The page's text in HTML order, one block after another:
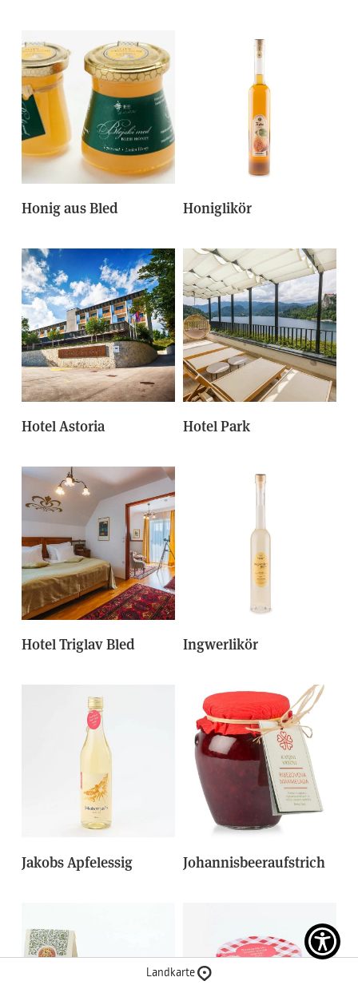
Landkarte
Honig aus Bled Honiglikör
Hotel Astoria Hotel Park
Hotel Triglav Bled Ingwerlikör
Jakobs Apfelessig Johannisbeeraufstrich